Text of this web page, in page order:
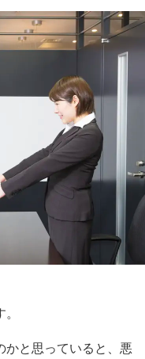
かと思っていると、悪